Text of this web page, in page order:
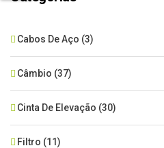
Cabos De Aço (3)
Câmbio (37)
Cinta De Elevação (30)
Filtro (11)